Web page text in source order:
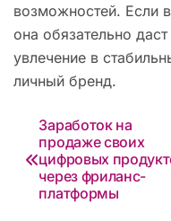
возможностей. Если
она обязательно
увлечение в
личный бренд.
Навигация
по
записям
Заработок на
продаже своих
цифровых
через фриланс-
платформы